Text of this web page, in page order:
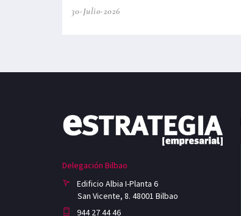
30-Julio-2026
Delegación Bilbao
Edificio Albia I-Planta 6
San Vicente, 8. 48001 Bilbao
944 27 44 46